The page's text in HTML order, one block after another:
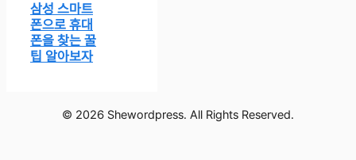
삼성 스마트
폰으로 휴대
폰을 찾는 꿀
팁 알아보자
© 2026 Shewordpress. All Rights Reserved.